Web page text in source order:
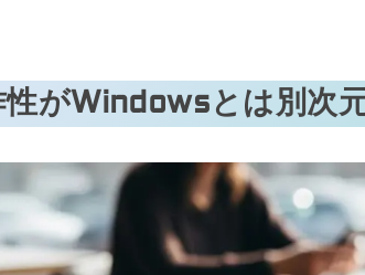
がWindowsとは別次